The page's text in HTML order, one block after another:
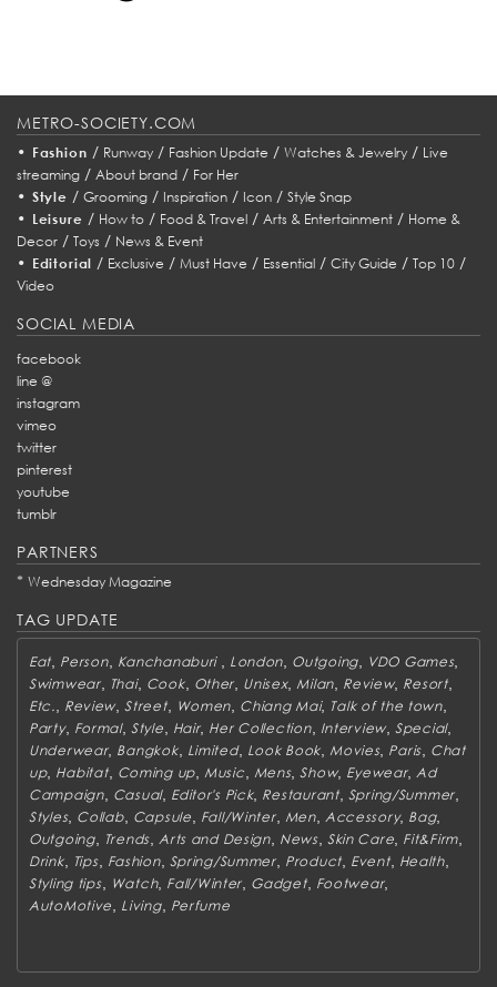
METRO-SOCIETY.COM
• Fashion / Runway/ Fashion Update / Watches & Jewelry/ Live
streaming / About brand / For Her
• Style / Grooming/ Inspiration/ Icon/ Style Snap
• Leisure / How to/ Food & Travel/ Arts & Entertainment/ Home &
Decor / Toys / News & Event
• Editorial / Exclusive /Must Have / Essential /City Guide /Top 10 /
Video
SOCIAL MEDIA
facebook
line @
instagram
vimeo
twitter
pinterest
youtube
tumblr
PARTNERS
* Wednesday Magazine
TAG UPDATE
Eat Person, Kanchanaburi London Outgoing, VDO Games,
Swimwear, Thai, Cook, Other Unisex, Milan Review, Resort,
Etc. Review,Street, Women Chiang Mai, Talk of the town,
Party, Formal, Style Hair, Her Collection, Interview,Special,
Underwear, Bangkok, Limited, Look Book Movies, Paris Chat
up, Habitat, Coming up, Music Mens,Show, Eyewear, Ad
Campaign, Casual, Editor's Pick, Restaurant, Spring/Summer
Styles, Collab, Capsule Fall/Winter, Men, Accessory, Bag,
Outgoing, Trends Arts and Design, News, Skin Care Fit&Firm
Drink, Tips, Fashion, Spring/Summer, Product, Event, Health,
Styling tips, Watch, Fall/Winter Gadget, Footwear,
AutoMotive Living, Perfume